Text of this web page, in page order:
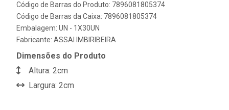
Código de Barras do Produto: 7896081805374
Código de Barras da Caixa: 7896081805374
Embalagem: UN - 1X30UN
Fabricante: ASSAI IMBIRIBEIRA
Dimensões do Produto
Altura: 2cm
Largura: 2cm